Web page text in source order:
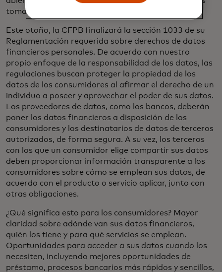
tomar el control de sus vidas financieras.
Este otoño, la CFPB finalizará la sección 1033 de su
Reglamentación requerida sobre derechos de datos
financieros personales. De acuerdo con nuestro
propio enfoque de la responsabilidad de los datos, las
regulaciones buscan proteger la propiedad de los
datos de los consumidores al afirmar el derecho de un
individuo a poseer y aprovechar el poder de sus datos.
Los proveedores de datos, como los bancos, deberán
poner los datos financieros a disposición de los
consumidores y los destinatarios de datos de terceros
autorizados, de forma segura. A su vez, los terceros
con los que un consumidor elige compartir sus datos
deben proporcionar información transparente a los
consumidores sobre cómo se emplean sus datos, de
acuerdo con el producto o servicio aplicar, junto con
otras obligaciones.
¿Qué significa esto para los consumidores? Mayor
claridad sobre adónde van sus datos financieros,
quién los tiene y para qué servicios se emplean.
Oportunidades para acceder a sus datos cuando los
necesiten, incluyendo mejores oportunidades de
préstamo, procesos bancarios más rápidos y sencillos,